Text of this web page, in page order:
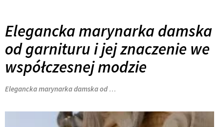
Elegancka marynarka damska
od garnituru i jej znaczenie we
współczesnej modzie
Elegancka marynarka damska od…